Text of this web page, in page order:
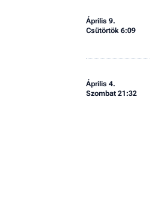
Április 9.
Csütörtök 6:09
Április 4.
Szombat 21:32